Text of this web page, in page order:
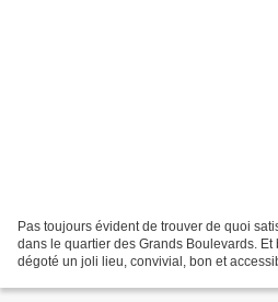
Pas toujours évident de trouver de quoi
dans le quartier des Grands Boulevards.
dégoté un joli lieu, convivial, bon et